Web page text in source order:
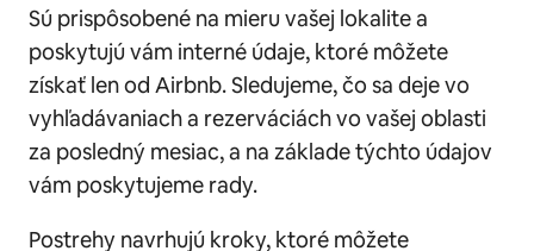
Sú prispôsobené na mieru vašej lokalite a
poskytujú vám interné údaje, ktoré môžete
získať len od Airbnb. Sledujeme, čo sa deje vo
vyhľadávaniach a rezerváciách vo vašej oblasti
za posledný mesiac, a na základe týchto údajov
vám poskytujeme rady.
Postrehy navrhujú kroky, ktoré môžete